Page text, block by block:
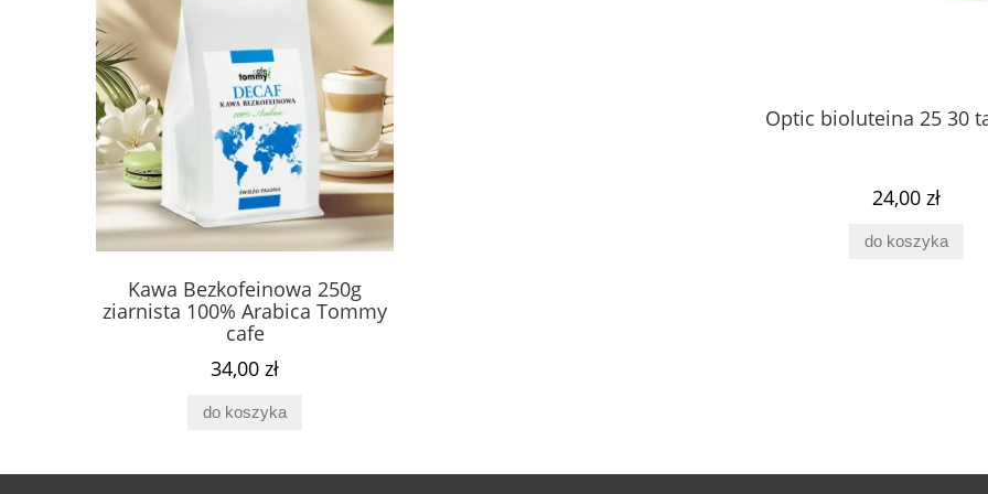
Kawa Bezkofeinowa 250g
ziarnista 100% Arabica Tommy
cafe
34,00 zł
do koszyka
Optic bioluteina 25 30
24,00 zł
do koszyka